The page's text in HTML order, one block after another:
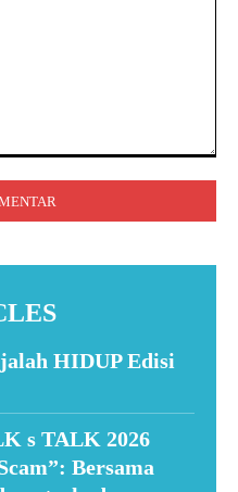
HIDUP Edisi
s TALK 2026
Bersama